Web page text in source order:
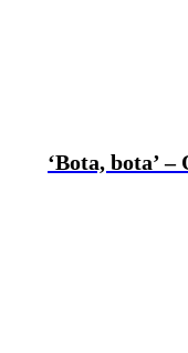
‘Bota, bota’